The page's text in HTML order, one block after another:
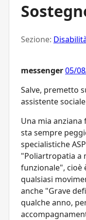
Sezione:
messenger05/
Salve, premetto
assistente
Una mia anziana
sta sempre
specialistiche
"Poliartropatia a
funzionale", cioè
qualsiasi
anche "Grave
qualche anno,